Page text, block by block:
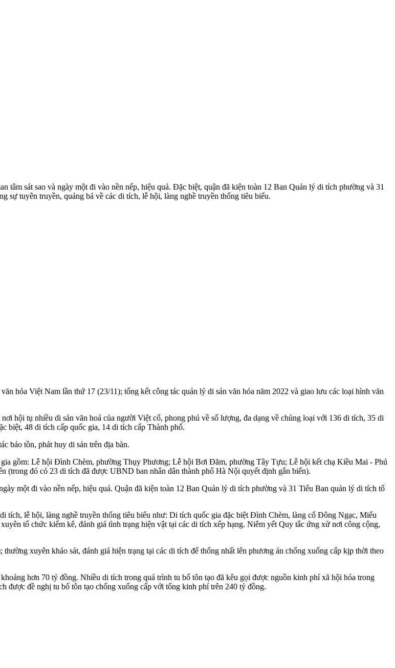
sát sao và ngày một đi vào nền nếp, hiệu quả. Đặc biệt, quận đã kiện toàn 12 Ban Quản lý di tích phường và 31
tuyên truyền, quảng bá về các di tích, lễ hội, làng nghề truyền thống tiêu biểu.
hóa Việt Nam lần thứ 17 (23/11); tổng kết công tác quản lý di sản văn hóa năm 2022 và giao lưu các loại hình văn
tụ nhiều di sản văn hoá của người Việt cổ, phong phú về số lượng, đa dạng về chủng loại với 136 di tích, 35 di
biệt, 48 di tích cấp quốc gia, 14 di tích cấp Thành phố.
bảo tồn, phát huy di sản trên địa bàn.
gồm: Lễ hội Đình Chèm, phường Thụy Phương; Lễ hội Bơi Đăm, phường Tây Tựu; Lễ hội kết chạ Kiều Mai - Phú
đó có 23 di tích đã được UBND ban nhân dân thành phố Hà Nội quyết định gắn biển).
một đi vào nền nếp, hiệu quả. Quận đã kiện toàn 12 Ban Quản lý di tích phường và 31 Tiểu Ban quản lý di tích tổ
tích, lễ hội, làng nghề truyền thống tiêu biểu như: Di tích quốc gia đặc biệt Đình Chèm, làng cổ Đông Ngạc, Miếu
tổ chức kiểm kê, đánh giá tình trạng hiện vật tại các di tích xếp hạng. Niêm yết Quy tắc ứng xử nơi công cộng,
xuyên khảo sát, đánh giá hiện trạng tại các di tích để thống nhất lên phương án chống xuống cấp kịp thời theo
hơn 70 tỷ đồng. Nhiều di tích trong quá trình tu bổ tôn tạo đã kêu gọi được nguồn kinh phí xã hội hóa trong
được đề nghị tu bổ tôn tạo chống xuống cấp với tổng kinh phí trên 240 tỷ đồng.